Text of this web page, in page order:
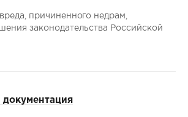
причиненного недрам,
законодательства Российской
документация